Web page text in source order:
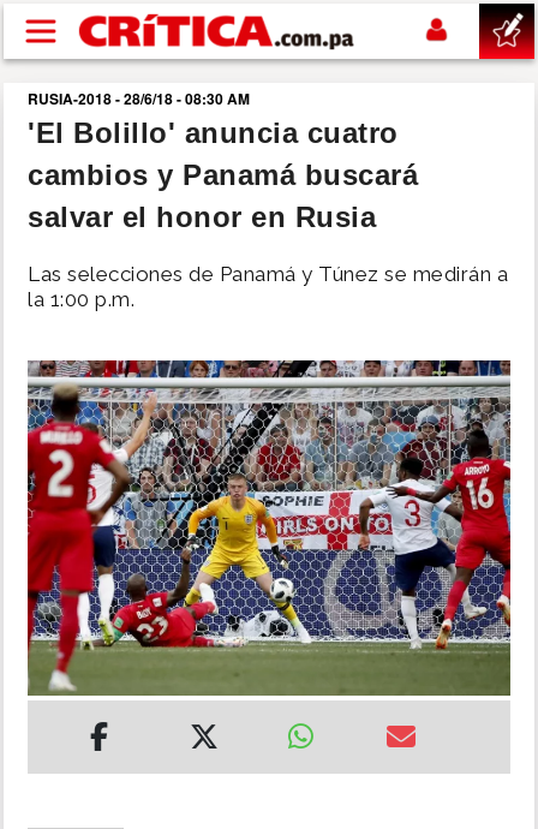
Pasar al contenido principal
buscar
SUCESOS
POLÍTICA
SHOW
DEPORTES
MUNDO
INSÓLITAS
MULTIMEDIA
RUSIA-2018 - 28/6/18 - 08:30 AM
'El Bolillo' anuncia cuatro
cambios y Panamá buscará
salvar el honor en Rusia
Las selecciones de Panamá y Túnez se medirán a
la 1:00 p.m.